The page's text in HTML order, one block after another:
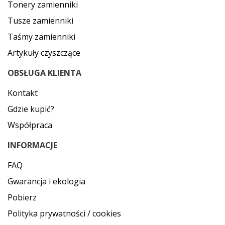
Tonery zamienniki
Tusze zamienniki
Taśmy zamienniki
Artykuły czyszczące
OBSŁUGA KLIENTA
Kontakt
Gdzie kupić?
Współpraca
INFORMACJE
FAQ
Gwarancja i ekologia
Pobierz
Polityka prywatności / cookies